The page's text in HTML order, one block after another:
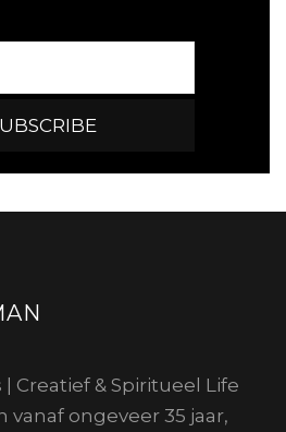
Creatief & Spiritueel Life
vanaf ongeveer 35 jaar,